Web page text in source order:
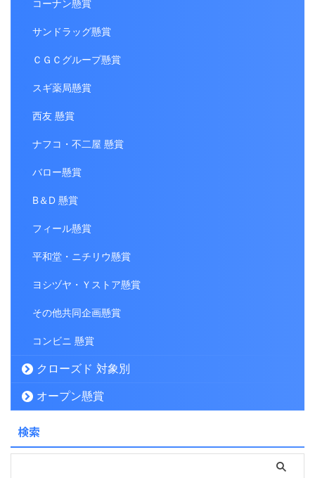
コーナン懸賞
サンドラッグ懸賞
ＣＧＣグループ懸賞
スギ薬局懸賞
西友 懸賞
ナフコ・不二屋 懸賞
バロー懸賞
B＆D 懸賞
フィール懸賞
平和堂・ニチリウ懸賞
ヨシヅヤ・Ｙストア懸賞
その他共同企画懸賞
コンビニ 懸賞
クローズド 対象別
オープン懸賞
検索